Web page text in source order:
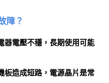
障？
器電壓不穩，長期使用可能
板造成短路，電源晶片是常